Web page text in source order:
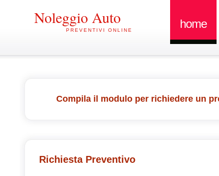
Noleggio Auto
PREVENTIVI ONLINE home
Compila il modulo per richiedere un
Richiesta Preventivo